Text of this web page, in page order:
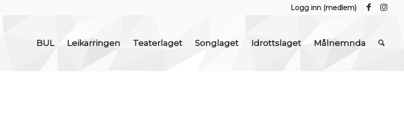
Logg inn (medlem)
BUL Leikarringen Teaterlaget Songlaget Idrottslaget Målnemnda